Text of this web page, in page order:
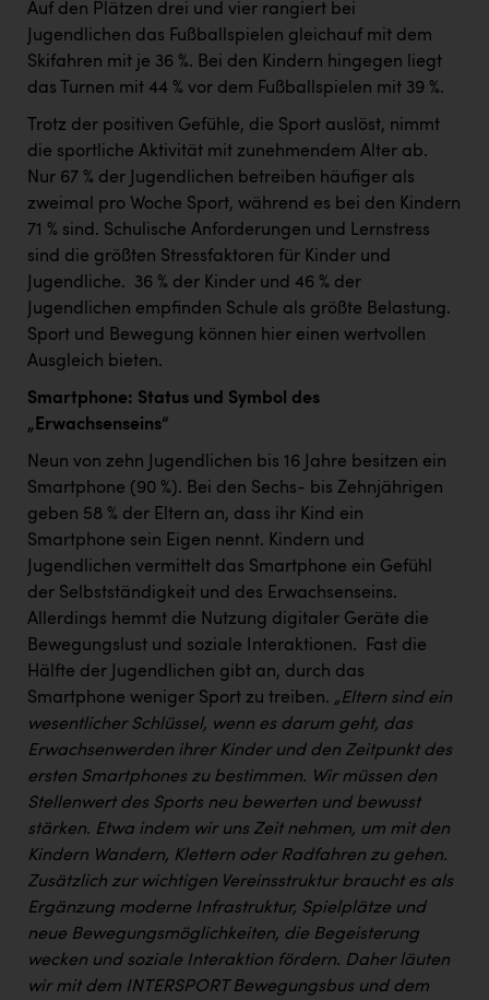
TCL
TGW Logistics
VERITAS
Vier Diamanten
Vorlagenportal
Wir besiegen Krebs
Wirtschaftskammer OÖ
ZGONC
ZULuft - Zukunft Luft Austria
z.l.ö.
Österreichisches Hebammengremium
Wirtschaftskammer OÖ Energiehandel
Dopgas
kunden basics
kontakt
Auf den Plätzen drei und vier rangiert bei
Jugendlichen das Fußballspielen gleichauf mit dem
Skifahren mit je 36 %. Bei den Kindern hingegen liegt
das Turnen mit 44 % vor dem Fußballspielen mit 39 %.
Trotz der positiven Gefühle, die Sport auslöst, nimmt
die sportliche Aktivität mit zunehmendem Alter ab. ​
Nur 67 % der Jugendlichen betreiben häufiger als
zweimal pro Woche Sport, während es bei den Kindern
71 % sind. Schulische Anforderungen und Lernstress
sind die größten Stressfaktoren für Kinder und
Jugendliche. ​ 36 % der Kinder und 46 % der
Jugendlichen empfinden Schule als größte Belastung. ​
Sport und Bewegung können hier einen wertvollen
Ausgleich bieten. ​
Smartphone: Status und Symbol des
„Erwachsenseins“
Neun von zehn Jugendlichen bis 16 Jahre besitzen ein
Smartphone (90 %). Bei den Sechs- bis Zehnjährigen
geben 58 % der Eltern an, dass ihr Kind ein
Smartphone sein Eigen nennt. Kindern und
Jugendlichen vermittelt das Smartphone ein Gefühl
der Selbstständigkeit und des Erwachsenseins. ​
Allerdings hemmt die Nutzung digitaler Geräte die
Bewegungslust und soziale Interaktionen. ​ Fast die
Hälfte der Jugendlichen gibt an, durch das
Smartphone weniger Sport zu treiben. ​ „Eltern sind ein
wesentlicher Schlüssel, wenn es darum geht, das
Erwachsenwerden ihrer Kinder und den Zeitpunkt des
ersten Smartphones zu bestimmen. Wir müssen den
Stellenwert des Sports neu bewerten und bewusst
stärken. Etwa indem wir uns Zeit nehmen, um mit den
Kindern Wandern, Klettern oder Radfahren zu gehen.
Zusätzlich zur wichtigen Vereinsstruktur braucht es als
Ergänzung moderne Infrastruktur, Spielplätze und
neue Bewegungsmöglichkeiten, die Begeisterung
wecken und soziale Interaktion fördern. Daher läuten
wir mit dem INTERSPORT Bewegungsbus und dem